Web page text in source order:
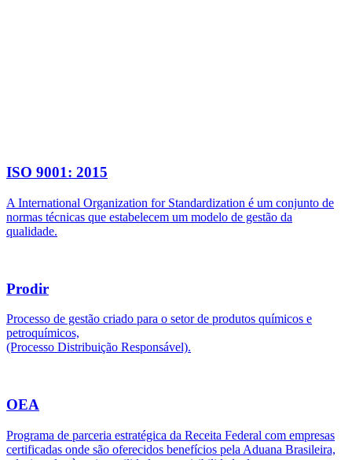
ISO 9001: 2015
A International Organization for Standardization é um conjunto de
normas técnicas que estabelecem um modelo de gestão da
qualidade.
Prodir
Processo de gestão criado para o setor de produtos químicos e
petroquímicos,
(Processo Distribuição Responsável).
OEA
Programa de parceria estratégica da Receita Federal com empresas
certificadas onde são oferecidos benefícios pela Aduana Brasileira,